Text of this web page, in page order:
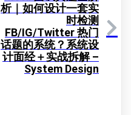
析｜如何设计一套实
时检测
FB/IG/Twitter 热门
话题的系统？系统设
计面经＋实战拆解 –
System Design